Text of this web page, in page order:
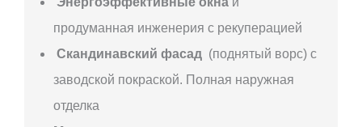
продуманная инженерия с рекуперацией
Скандинавский фасад (поднятый ворс) с
заводской покраской. Полная наружная
отделка